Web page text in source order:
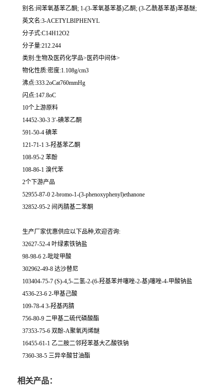
别名:间苯氧基苯乙酮; 1-(3-苯氧基苯基)乙酮; (3-乙酰基苯基)苯基醚;
英文名:3-ACETYLBIPHENYL
分子式:C14H12O2
分子量:212.244
类别:生物及医药化学品>医药中间体>
物化性质:密度:1.108g/cm3
沸点:333.2oCat760mmHg
闪点:147.8oC
10个上游原料
14452-30-3 3′-碘苯乙酮
591-50-4 碘苯
121-71-1 3-羟基苯乙酮
108-95-2 苯酚
108-86-1 溴代苯
2个下游产品
52955-87-0 2-bromo-1-(3-phenoxyphenyl)ethanone
32852-95-2 间丙腈基二苯酮
生产厂家优惠供应以下品种,欢迎咨询:
32627-52-4 叶绿素铁钠盐
98-98-6 2-吡啶甲酸
302962-49-8 达沙替尼
103404-75-7 (S)-4,5-二氢-2-(6-羟基苯并噻唑-2-基)噻唑-4-甲酸钠盐
4536-23-6 2-甲基己酸
109-78-4 3-羟基丙腈
756-80-9 二甲基二硫代磷酸酯
37353-75-6 双酚-A聚氧丙烯醚
16455-61-1 乙二胺二邻羟苯基大乙酸铁钠
7360-38-5 三异辛酸甘油酯
相关产品：